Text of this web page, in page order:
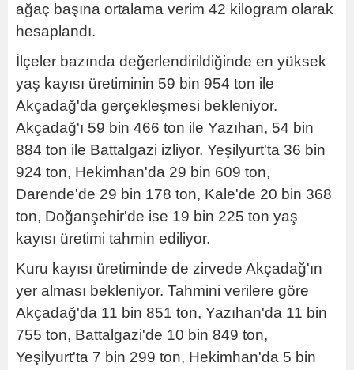
ağaç başına ortalama verim 42 kilogram olarak
hesaplandı.
İlçeler bazında değerlendirildiğinde en yüksek
yaş kayısı üretiminin 59 bin 954 ton ile
Akçadağ'da gerçekleşmesi bekleniyor.
Akçadağ'ı 59 bin 466 ton ile Yazıhan, 54 bin
884 ton ile Battalgazi izliyor. Yeşilyurt'ta 36 bin
924 ton, Hekimhan'da 29 bin 609 ton,
Darende'de 29 bin 178 ton, Kale'de 20 bin 368
ton, Doğanşehir'de ise 19 bin 225 ton yaş
kayısı üretimi tahmin ediliyor.
Kuru kayısı üretiminde de zirvede Akçadağ'ın
yer alması bekleniyor. Tahmini verilere göre
Akçadağ'da 11 bin 851 ton, Yazıhan'da 11 bin
755 ton, Battalgazi'de 10 bin 849 ton,
Yeşilyurt'ta 7 bin 299 ton, Hekimhan'da 5 bin